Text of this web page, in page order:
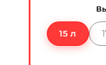
15 л